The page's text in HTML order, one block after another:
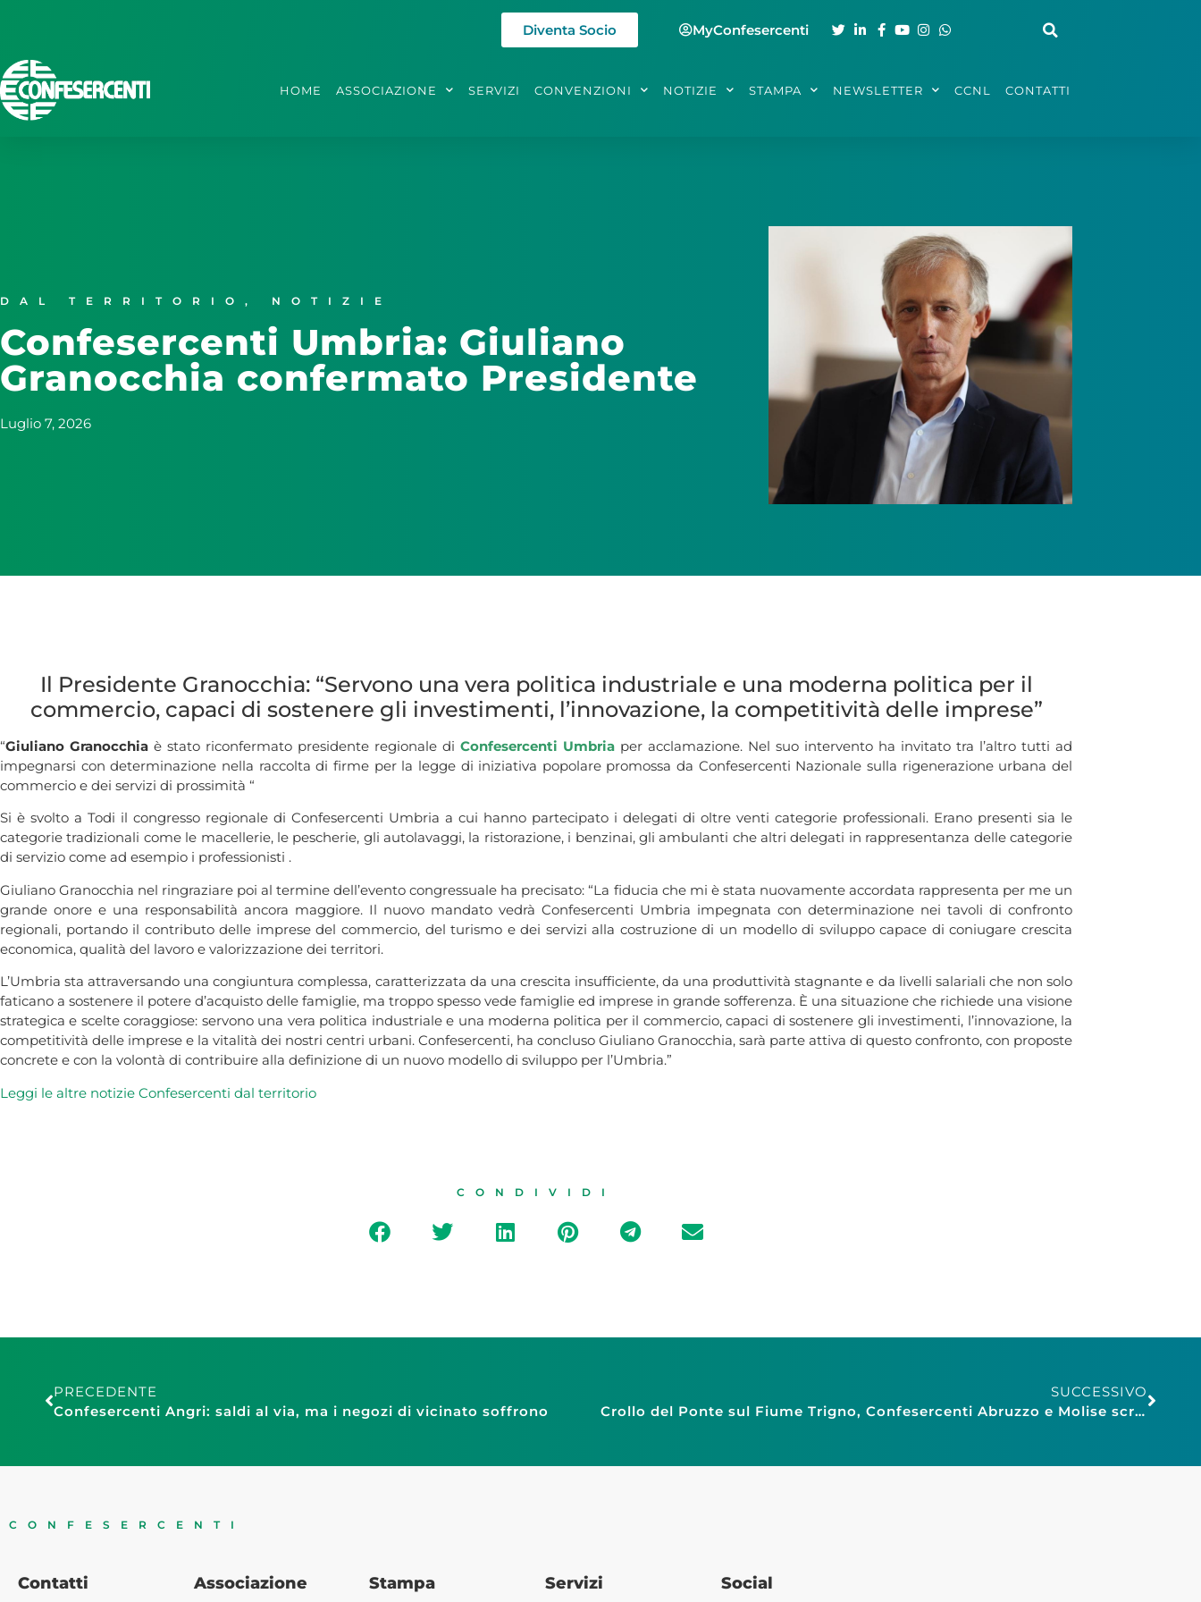
Diventa Socio MyConfesercenti
HOME ASSOCIAZIONE SERVIZI CONVENZIONI NOTIZIE STAMPA NEWSLETTER CCNL CONTATTI
DAL TERRITORIO , NOTIZIE
Confesercenti Umbria: Giuliano
Granocchia confermato Presidente
Luglio 7, 2026
Il Presidente Granocchia: “Servono una vera politica industriale e una moderna politica per il
commercio, capaci di sostenere gli investimenti, l’innovazione, la competitività delle imprese”
“Giuliano Granocchia è stato riconfermato presidente regionale di Confesercenti Umbria per acclamazione. Nel suo intervento ha invitato tra l’altro tutti ad
impegnarsi con determinazione nella raccolta di firme per la legge di iniziativa popolare promossa da Confesercenti Nazionale sulla rigenerazione urbana del
commercio e dei servizi di prossimità “
Si è svolto a Todi il congresso regionale di Confesercenti Umbria a cui hanno partecipato i delegati di oltre venti categorie professionali. Erano presenti sia le
categorie tradizionali come le macellerie, le pescherie, gli autolavaggi, la ristorazione, i benzinai, gli ambulanti che altri delegati in rappresentanza delle categorie
di servizio come ad esempio i professionisti .
Giuliano Granocchia nel ringraziare poi al termine dell’evento congressuale ha precisato: “La fiducia che mi è stata nuovamente accordata rappresenta per me un
grande onore e una responsabilità ancora maggiore. Il nuovo mandato vedrà Confesercenti Umbria impegnata con determinazione nei tavoli di confronto
regionali, portando il contributo delle imprese del commercio, del turismo e dei servizi alla costruzione di un modello di sviluppo capace di coniugare crescita
economica, qualità del lavoro e valorizzazione dei territori.
L’Umbria sta attraversando una congiuntura complessa, caratterizzata da una crescita insufficiente, da una produttività stagnante e da livelli salariali che non solo
faticano a sostenere il potere d’acquisto delle famiglie, ma troppo spesso vede famiglie ed imprese in grande sofferenza. È una situazione che richiede una visione
strategica e scelte coraggiose: servono una vera politica industriale e una moderna politica per il commercio, capaci di sostenere gli investimenti, l’innovazione, la
competitività delle imprese e la vitalità dei nostri centri urbani. Confesercenti, ha concluso Giuliano Granocchia, sarà parte attiva di questo confronto, con proposte
concrete e con la volontà di contribuire alla definizione di un nuovo modello di sviluppo per l’Umbria.”
Leggi le altre notizie Confesercenti dal territorio
CONDIVIDI
PRECEDENTE
Confesercenti Angri: saldi al via, ma i negozi di vicinato soffrono
SUCCESSIVO
Crollo del Ponte sul Fiume Trigno, Confesercenti Abruzzo e Molise scrivono alle Regioni
CONFESERCENTI
Contatti Associazione Stampa Servizi Social